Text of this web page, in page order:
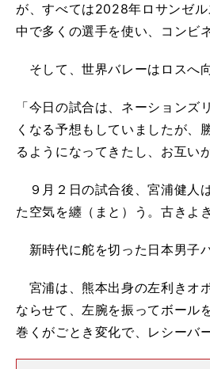
が、すべては2028年ロサンゼ
中で多くの選手を使い、コンビ
そして、世界バレーはロスへ
「今日の試合は、ネーション
くなる予想もしていましたが、
るようになってきたし、お互い
９月２日の試合後、宮浦健人
た空気を纏（まと）う。古きよ
新時代に舵を切った日本男子
宮浦は、熊本出身の左利きオ
ならせて、左腕を振ってボール
巻くがごとき変化で、レシーバ